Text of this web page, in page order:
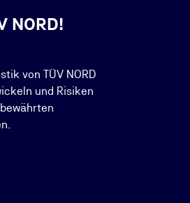
NORD!
von TÜV NORD
und Risiken